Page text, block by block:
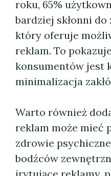
roku, 65%
bardziej skłonni
który oferuje
reklam. To
konsumentów jest
minimalizacja
Warto również
reklam może mieć
zdrowie
bodźców